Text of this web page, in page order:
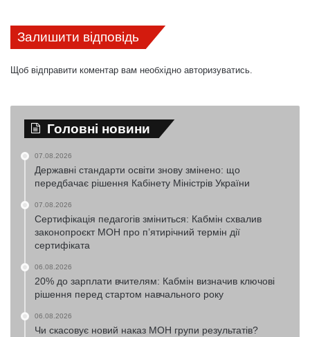
Залишити відповідь
Щоб відправити коментар вам необхідно авторизуватись.
Головні новини
07.08.2026
Державні стандарти освіти знову змінено: що
передбачає рішення Кабінету Міністрів України
07.08.2026
Сертифікація педагогів зміниться: Кабмін схвалив
законопроєкт МОН про п’ятирічний термін дії
сертифіката
06.08.2026
20% до зарплати вчителям: Кабмін визначив ключові
рішення перед стартом навчального року
06.08.2026
Чи скасовує новий наказ МОН групи результатів?